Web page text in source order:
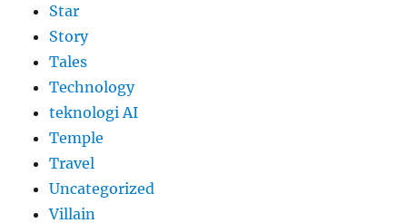
Star
Story
Tales
Technology
teknologi AI
Temple
Travel
Uncategorized
Villain